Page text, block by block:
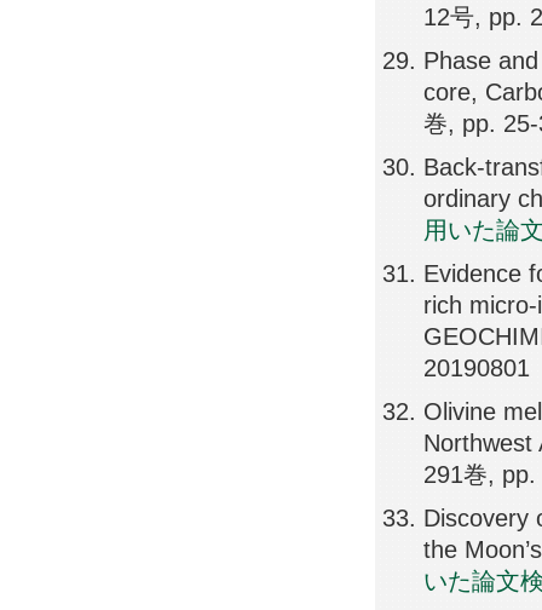
12号, pp.
Phase
core,
巻, pp.
ordinary
用いた論
Evidence
rich
20190801
Olivine
Northwest
291巻,
Discovery
the
いた論文